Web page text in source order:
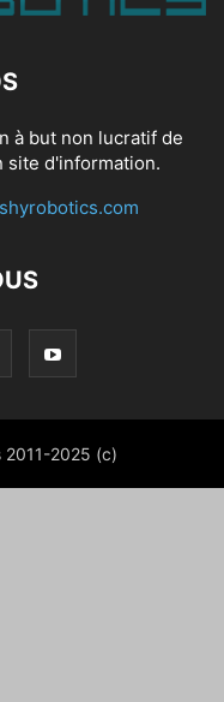
à but non lucratif de
site d'information.
2025 (c)